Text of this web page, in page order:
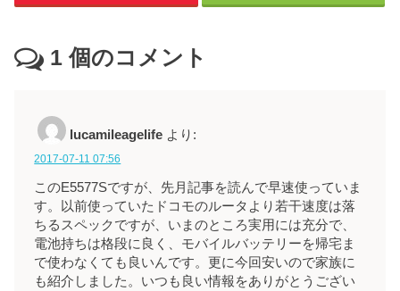
1 個のコメント
lucamileagelife より:
2017-07-11 07:56
このE5577Sですが、先月記事を読んで早速使っていま
す。以前使っていたドコモのルータより若干速度は落
ちるスペックですが、いまのところ実用には充分で、
電池持ちは格段に良く、モバイルバッテリーを帰宅ま
で使わなくても良いんです。更に今回安いので家族に
も紹介しました。いつも良い情報をありがとうござい